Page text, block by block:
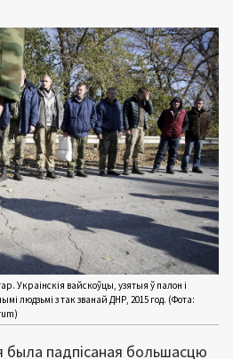
Украінскія вайскоўцы, узятыя ў палон і
людзьмі з так званай ДНР, 2015 год. (Фота:
падпісаная большасцю